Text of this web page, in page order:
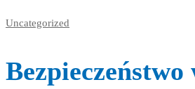
Uncategorized